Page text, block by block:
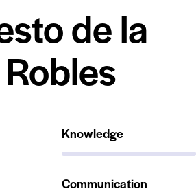
de la
Knowledge
Communication
90%